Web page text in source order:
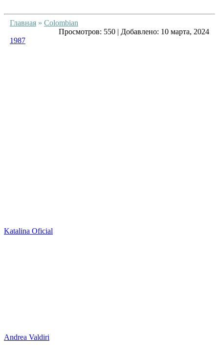
Главная » Colombian
Просмотров: 550 | Добавлено: 10 марта, 2024
1987
Katalina Oficial
Andrea Valdiri